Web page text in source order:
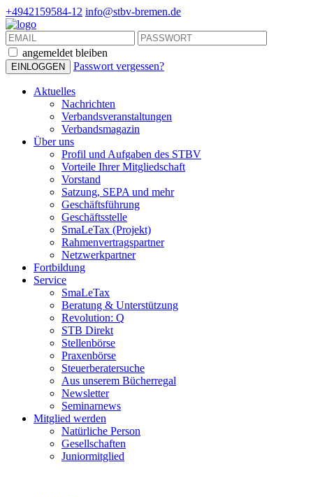
+4942159584-12 info@stbv-bremen.de
angemeldet bleiben
Passwort vergessen?
Aktuelles
Nachrichten
Verbandsveranstaltungen
Verbandsmagazin
Über uns
Profil und Aufgaben des STBV
Vorteile Ihrer Mitgliedschaft
Vorstand
Satzung, SEPA und mehr
Geschäftsführung
Geschäftsstelle
SmaLeTax (Projekt)
Rahmenvertragspartner
Netzwerkpartner
Fortbildung
Service
SmaLeTax
Beratung & Unterstützung
Revolution: Q
STB Direkt
Stellenbörse
Praxenbörse
Steuerberatersuche
Aus unserem Bücherregal
Newsletter
Seminarnews
Mitglied werden
Natürliche Person
Gesellschaften
Juniormitglied